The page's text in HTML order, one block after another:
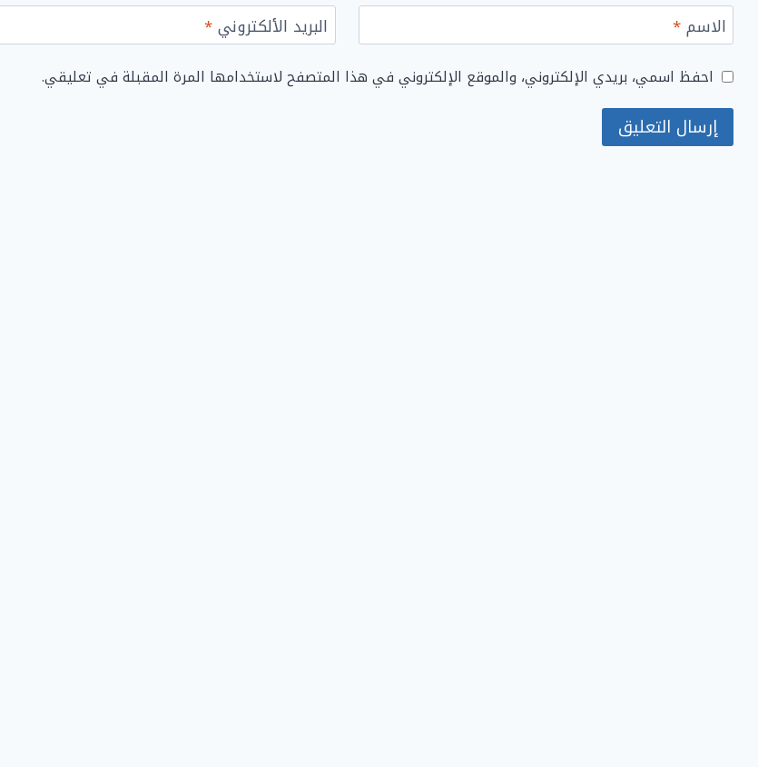
الاسم* البريد الألكتروني*
احفظ اسمي، بريدي الإلكتروني، والموقع الإلكتروني في هذا المتصفح لاستخدامها المرة المقبلة في تعليقي.